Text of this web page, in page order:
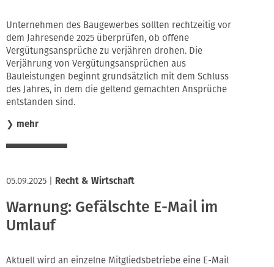
Unternehmen des Baugewerbes sollten rechtzeitig vor
dem Jahresende 2025 überprüfen, ob offene
Vergütungsansprüche zu verjähren drohen. Die
Verjährung von Vergütungsansprüchen aus
Bauleistungen beginnt grundsätzlich mit dem Schluss
des Jahres, in dem die geltend gemachten Ansprüche
entstanden sind.
❯ mehr
05.09.2025 Recht & Wirtschaft
Warnung: Gefälschte E-Mail im
Umlauf
Aktuell wird an einzelne Mitgliedsbetriebe eine E-Mail